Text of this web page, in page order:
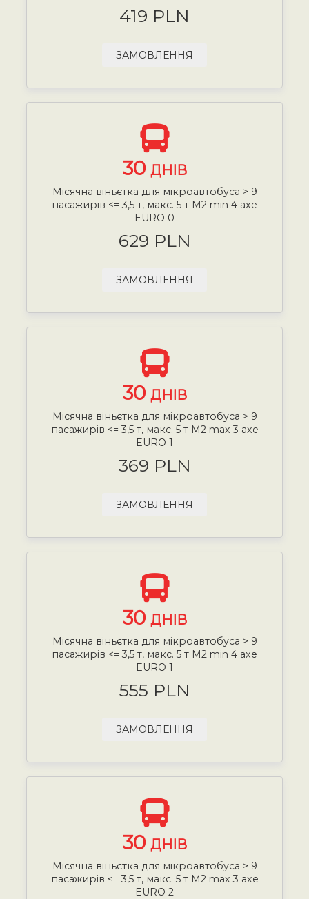
419 PLN
ЗАМОВЛЕННЯ
30 ДНІВ
Місячна віньєтка для мікроавтобуса > 9
пасажирів <= 3,5 т, макс. 5 т М2 min 4 axe
EURO 0
629 PLN
ЗАМОВЛЕННЯ
30 ДНІВ
Місячна віньєтка для мікроавтобуса > 9
пасажирів <= 3,5 т, макс. 5 т М2 max 3 axe
EURO 1
369 PLN
ЗАМОВЛЕННЯ
30 ДНІВ
Місячна віньєтка для мікроавтобуса > 9
пасажирів <= 3,5 т, макс. 5 т М2 min 4 axe
EURO 1
555 PLN
ЗАМОВЛЕННЯ
30 ДНІВ
Місячна віньєтка для мікроавтобуса > 9
пасажирів <= 3,5 т, макс. 5 т М2 max 3 axe
EURO 2